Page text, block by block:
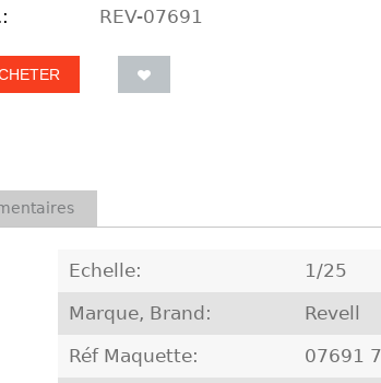
REV-07691
Echelle: 1/25
Marque, Brand: Revell
Réf Maquette: 07691